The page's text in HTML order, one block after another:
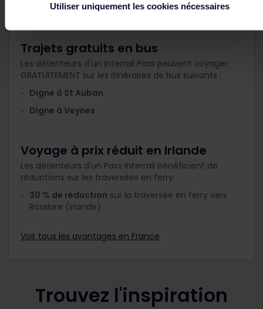
Utiliser uniquement les cookies nécessaires
Trajets gratuits en bus
Les détenteurs d'un Interrail Pass peuvent voyager
GRATUITEMENT sur les itinéraires de bus suivants :
Digne à St Auban
Digne à Veynes
Voyage à prix réduit en Irlande
Les détenteurs d'un Pass Interrail bénéficient de
réductions sur les traversées en ferry.
30 % de réduction sur la traversée en ferry vers
Rosslare (Irlande).
Voir tous les avantages en France
Trouvez l'inspiration